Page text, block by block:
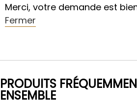
Merci, votre demande est
Fermer
PRODUITS
ENSEMBLE